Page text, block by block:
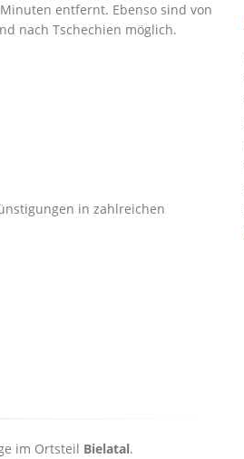
entfernt. Ebenso sind von
nach Tschechien möglich.
in zahlreichen
im Ortsteil Bielatal.